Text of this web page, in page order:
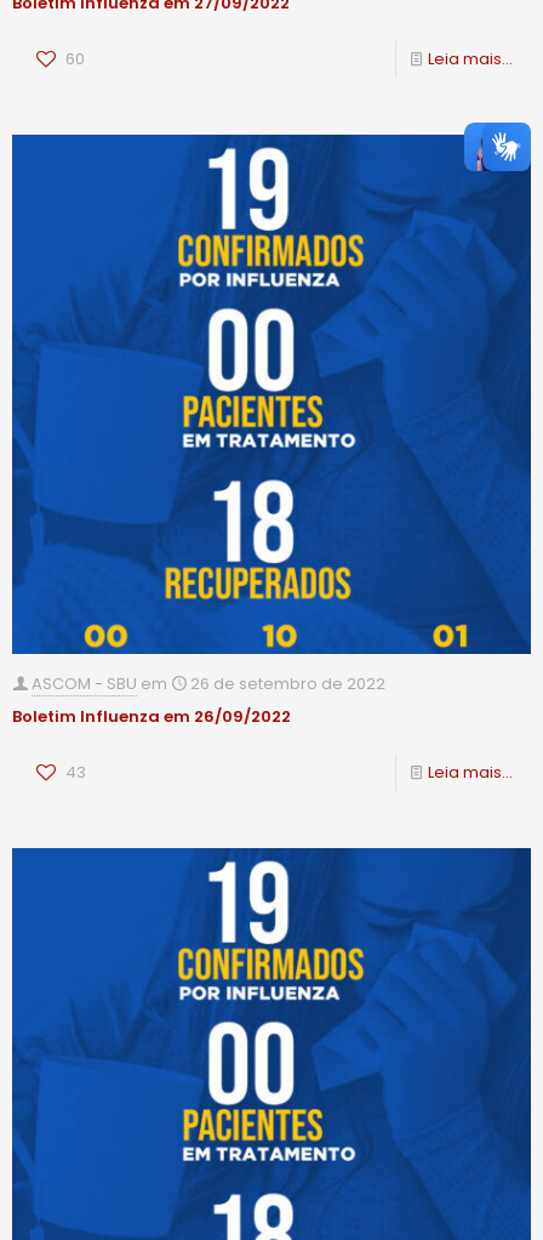
60 Leia mais...
ASCOM - SBU em
26 de setembro de 2022
Boletim Influenza em 26/09/2022
43 Leia mais...